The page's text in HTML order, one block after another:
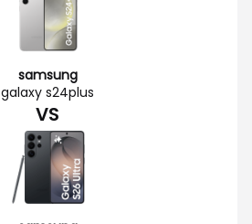
samsung
galaxy s24plus
VS